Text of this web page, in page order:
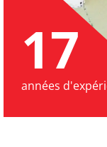
17
années